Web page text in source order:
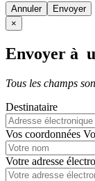
Annuler
×
Envoyer à
Tous les champs
Destinataire
Vos coordonnées
Votre adresse